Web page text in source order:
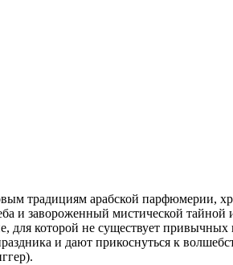
традициям арабской парфюмерии,
и завороженный мистической тайной
которой не существует привычных
и дают прикоснуться к